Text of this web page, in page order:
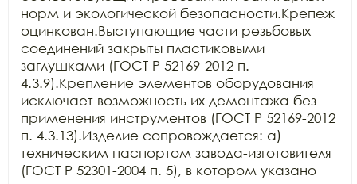
норм и экологической безопасности.Крепеж
оцинкован.Выступающие части резьбовых
соединений закрыты пластиковыми
заглушками (ГОСТ Р 52169-2012 п.
4.3.9).Крепление элементов оборудования
исключает возможность их демонтажа без
применения инструментов (ГОСТ Р 52169-2012
п. 4.3.13).Изделие сопровождается: а)
техническим паспортом завода-изготовителя
(ГОСТ Р 52301-2004 п. 5), в котором указано